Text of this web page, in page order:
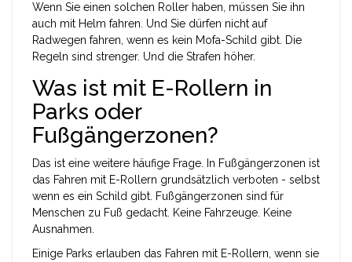
Wenn Sie einen solchen Roller haben, müssen Sie ihn
auch mit Helm fahren. Und Sie dürfen nicht auf
Radwegen fahren, wenn es kein Mofa-Schild gibt. Die
Regeln sind strenger. Und die Strafen höher.
Was ist mit E-Rollern in
Parks oder
Fußgängerzonen?
Das ist eine weitere häufige Frage. In Fußgängerzonen ist
das Fahren mit E-Rollern grundsätzlich verboten - selbst
wenn es ein Schild gibt. Fußgängerzonen sind für
Menschen zu Fuß gedacht. Keine Fahrzeuge. Keine
Ausnahmen.
Einige Parks erlauben das Fahren mit E-Rollern, wenn sie